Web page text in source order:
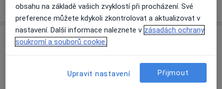
Adresa
Purkyňova 36, Vyškov682 17
obsahu na základě vašich zvyklostí při procházení. Své
preference můžete kdykoli zkontrolovat a aktualizovat v
nastavení. Další informace naleznete v zásadách ochrany
soukromí a souborů cookie.
Upravit nastavení Přijmout